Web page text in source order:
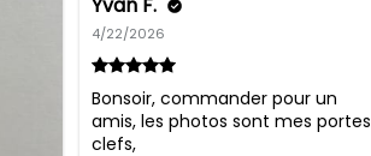
4/22/2026
Bonsoir, commander pour un
amis, les photos sont mes portes
clefs,